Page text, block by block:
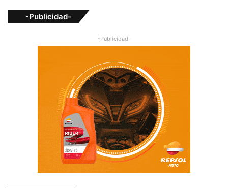
-Publicidad-
-Publicidad-